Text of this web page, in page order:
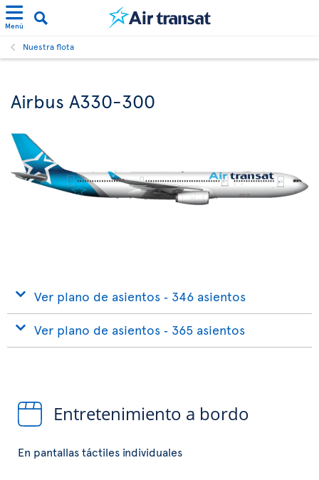
Menú
Nuestra flota
Airbus A330-300
Ver plano de asientos ‐ 346 asientos
Ver plano de asientos ‐ 365 asientos
Entretenimiento a bordo
En pantallas táctiles individuales